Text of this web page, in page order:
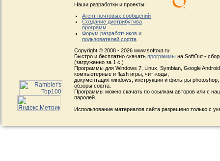
Наши разработки и проекты:
Агент почтовых сообщений
Создание дистрибутива
программ
Форум разработчиков и
пользователей софта
Copyright © 2008 - 2026 www.softout.ru
Быстро и бесплатно скачать программы на SoftOut -
(загруженно за 1 с.)
Программы для Windows 7, Linux, Symbian, Google
компьютерные и flash игры, чит-коды,
документация windows, инструкции и фильтры
обзоры софта.
Программы можно скачать по ссылкам авторов или с
паролей.
Использование материалов сайта разрешено только с